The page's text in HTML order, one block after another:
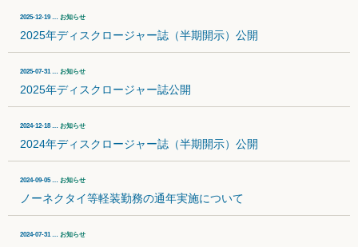
2025-12-19 … お知らせ
2025年ディスクロージャー誌（半期開示）公開
2025-07-31 … お知らせ
2025年ディスクロージャー誌公開
2024-12-18 … お知らせ
2024年ディスクロージャー誌（半期開示）公開
2024-09-05 … お知らせ
ノーネクタイ等軽装勤務の通年実施について
2024-07-31 … お知らせ